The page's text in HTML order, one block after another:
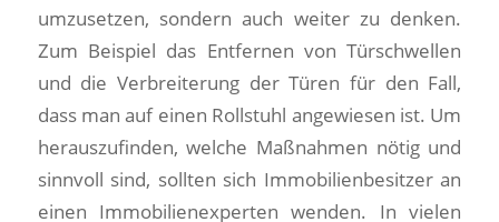
umzusetzen, sondern auch weiter zu denken.
Zum Beispiel das Entfernen von Türschwellen
und die Verbreiterung der Türen für den Fall,
dass man auf einen Rollstuhl angewiesen ist. Um
herauszufinden, welche Maßnahmen nötig und
sinnvoll sind, sollten sich Immobilienbesitzer an
einen Immobilienexperten wenden. In vielen